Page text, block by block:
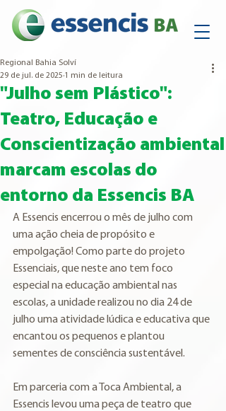
"Julho sem Plástico":
Teatro, Educação e
Conscientização ambiental
marcam escolas do
entorno da Essencis BA
Regional Bahia Solví
29 de jul. de 2025 1 min de leitura
A Essencis encerrou o mês de julho com
uma ação cheia de propósito e
empolgação! Como parte do projeto
Essenciais, que neste ano tem foco
especial na educação ambiental nas
escolas, a unidade realizou no dia 24 de
julho uma atividade lúdica e educativa que
encantou os pequenos e plantou
sementes de consciência sustentável.
Em parceria com a Toca Ambiental, a
Essencis levou uma peça de teatro que